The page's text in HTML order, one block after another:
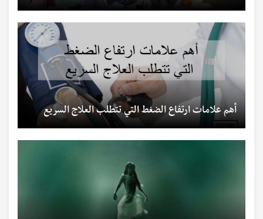
أهم علامات ارتفاع الضغط التي تتطلب العلاج السريع